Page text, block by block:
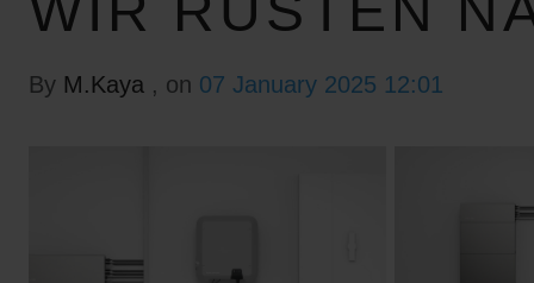
By M.Kaya , on 07 January 2025 12:01